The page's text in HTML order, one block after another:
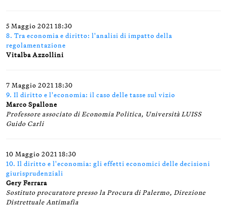
5 Maggio 2021 18:30
8. Tra economia e diritto: l'analisi di impatto della
regolamentazione
Vitalba Azzollini
7 Maggio 2021 18:30
9. Il diritto e l'economia: il caso delle tasse sul vizio
Marco Spallone
Professore associato di Economia Politica, Università LUISS
Guido Carli
10 Maggio 2021 18:30
10. Il diritto e l'economia: gli effetti economici delle decisioni
giurisprudenziali
Gery Ferrara
Sostituto procuratore presso la Procura di Palermo, Direzione
Distrettuale Antimafia